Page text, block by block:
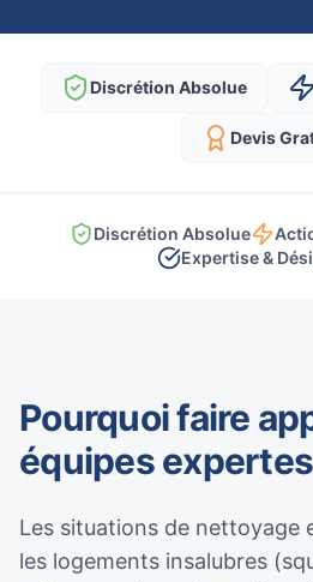
Discrétion Absolue
Devis
Discrétion Absolue
Expertise &
Pourquoi faire
équipes
Les situations de nettoyage
les logements insalubres